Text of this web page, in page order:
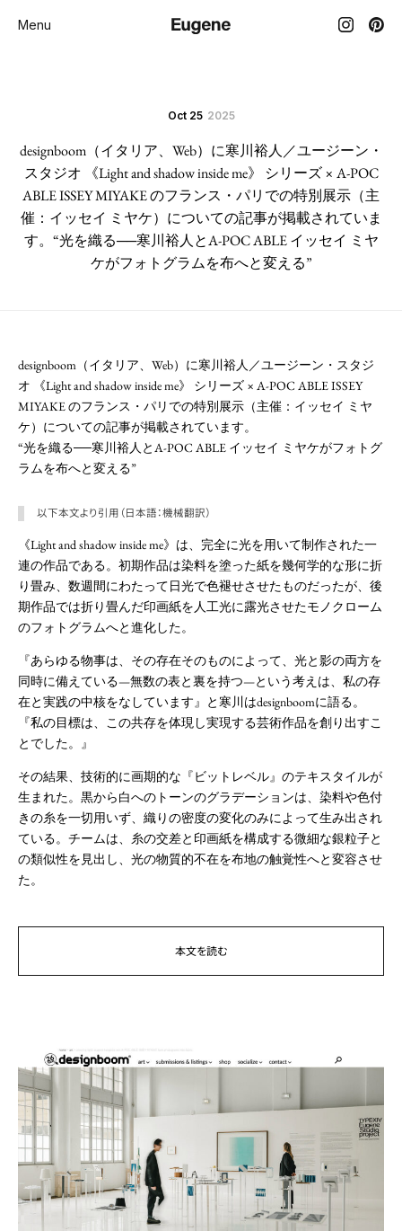
Menu
Oct 25 2025
designboom（イタリア、Web）に寒川裕人／ユージーン・
スタジオ 《Light and shadow inside me》 シリーズ × A-POC
ABLE ISSEY MIYAKE のフランス・パリでの特別展示（主
催：イッセイ ミヤケ）についての記事が掲載されていま
す。“光を織る──寒川裕人とA-POC ABLE イッセイ ミヤ
ケがフォトグラムを布へと変える”
designboom（イタリア、Web）に寒川裕人／ユージーン・スタジ
オ 《Light and shadow inside me》 シリーズ × A-POC ABLE ISSEY
MIYAKE のフランス・パリでの特別展示（主催：イッセイ ミヤ
ケ）についての記事が掲載されています。
“光を織る──寒川裕人とA-POC ABLE イッセイ ミヤケがフォトグ
ラムを布へと変える”
以下本文より引用（日本語：機械翻訳）
《Light and shadow inside me》は、完全に光を用いて制作された一
連の作品である。初期作品は染料を塗った紙を幾何学的な形に折
り畳み、数週間にわたって日光で色褪せさせたものだったが、後
期作品では折り畳んだ印画紙を人工光に露光させたモノクローム
のフォトグラムへと進化した。
『あらゆる物事は、その存在そのものによって、光と影の両方を
同時に備えている—無数の表と裏を持つ—という考えは、私の存
在と実践の中核をなしています』と寒川はdesignboomに語る。
『私の目標は、この共存を体現し実現する芸術作品を創り出すこ
とでした。』
その結果、技術的に画期的な『ビットレベル』のテキスタイルが
生まれた。黒から白へのトーンのグラデーションは、染料や色付
きの糸を一切用いず、織りの密度の変化のみによって生み出され
ている。チームは、糸の交差と印画紙を構成する微細な銀粒子と
の類似性を見出し、光の物質的不在を布地の触覚性へと変容させ
た。
本文を読む